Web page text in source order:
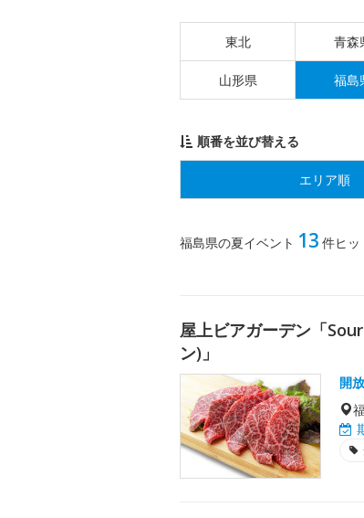
東北 青森
山形県 福島
順番を並び替える
エリア順
福島県の夏イベント 13 件ヒッ
屋上ビアガーデン「
ン)」
開